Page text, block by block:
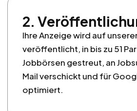
2.
Ihre Anzeige wird auf
veröffentlicht, in bis zu 51
Jobbörsen gestreut, an
Mail verschickt und für
optimiert.